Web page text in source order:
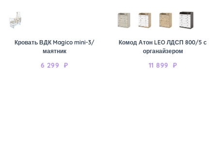
Кровать ВДК Magico mini-3/
маятник
6 299 ₽
Комод Атон LEO ЛДСП 800/5 с
органайзером
11 899 ₽